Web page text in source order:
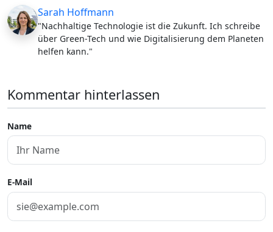
Sarah Hoffmann
"Nachhaltige Technologie ist die Zukunft. Ich schreibe
über Green-Tech und wie Digitalisierung dem Planeten
helfen kann."
Kommentar hinterlassen
Name
E-Mail